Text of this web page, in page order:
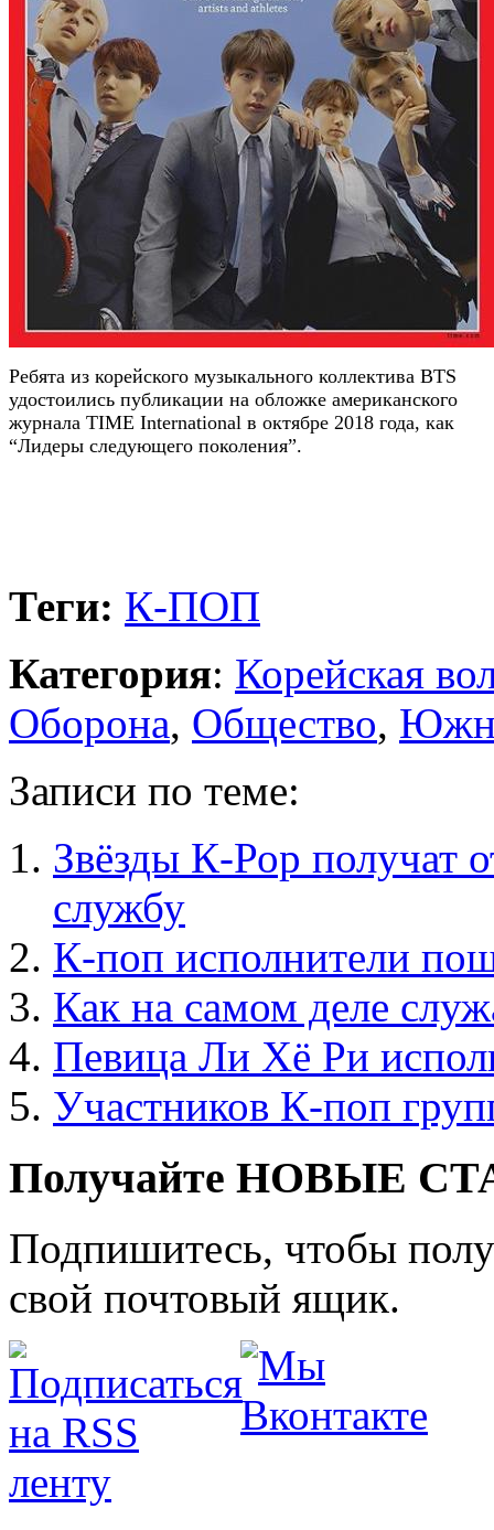
Ребята из корейского музыкального коллектива BTS
удостоились публикации на обложке американского
журнала TIME International в октябре 2018 года, как
“Лидеры следующего поколения”.
Теги: К-ПОП
Категория: Корейская
Оборона, Общество,
Записи по теме:
Звёзды К-Рор получат
службу
К-поп исполнители
Как на самом деле
Певица Ли Хё Ри
Участников К-поп
Получайте НОВЫЕ
Подпишитесь, чтобы
свой почтовый ящик.